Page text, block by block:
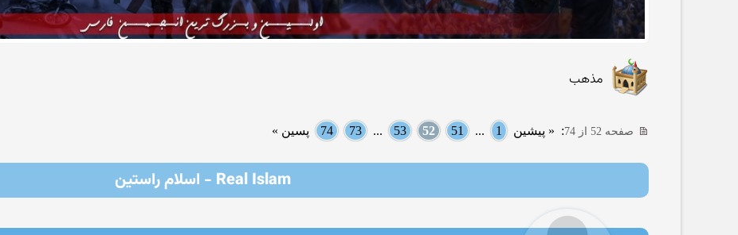
مذهب
صفحه 52 از 74 : « پیشین 1
...
51
52
53
...
73
74 پسین »
Real Islam - اسلام راستین